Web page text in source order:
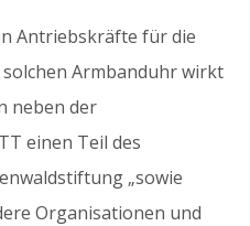
Antriebskräfte für die
Armbanduhr wirkt
neben der
einen Teil des
„sowie
Organisationen und